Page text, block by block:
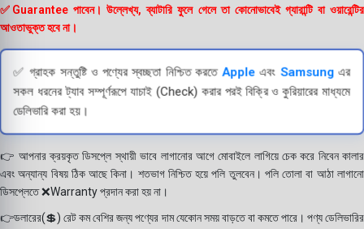
✅Guarantee পাবেন। উল্লেখ্য, ব্যাটারি ফুলে গেলে তা কোনোভাবেই গ্যারান্টি বা ওয়ারেন্টির
আওতাভুক্ত হবে না।
✅ গ্রাহক সন্তুষ্টি ও পণ্যের স্বচ্ছতা নিশ্চিত করতেApple এবংSamsung এর
সকল ধরনের ট্যাব সম্পূর্ণরূপে যাচাই (Check) করার পরই বিক্রি ও কুরিয়ারের মাধ্যমে
ডেলিভারি করা হয়।
👉 আপনার ক্রয়কৃত ডিসপ্লে স্থায়ী ভাবে লাগানোর আগে মোবাইলে লাগিয়ে চেক করে নিবেন কালার
এবং অন্যান্য বিষয় ঠিক আছে কিনা। শতভাগ নিশ্চিত হয়ে পলি তুলবেন। পলি তোলা বা আঠা লাগানো
ডিসপ্লেতে ❌Warranty প্রদান করা হয় না।
👉ডলারের(💲) রেট কম বেশির জন্য পণ্যের দাম যেকোন সময় বাড়তে বা কমতে পারে। পণ্য ডেলিভারির